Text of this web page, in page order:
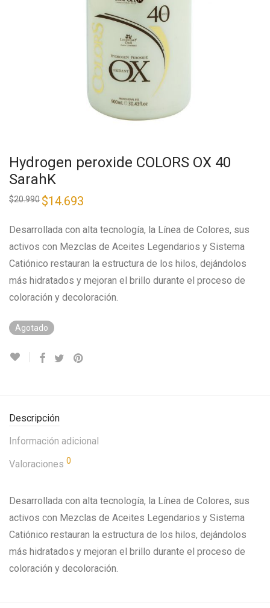
Hydrogen peroxide COLORS OX 40
SarahK
$20.990 $14.693
Desarrollada con alta tecnología, la Línea de Colores, sus
activos con Mezclas de Aceites Legendarios y Sistema
Catiónico restauran la estructura de los hilos, dejándolos
más hidratados y mejoran el brillo durante el proceso de
coloración y decoloración.
Agotado
Descripción
Información adicional
Valoraciones 0
Desarrollada con alta tecnología, la Línea de Colores, sus
activos con Mezclas de Aceites Legendarios y Sistema
Catiónico restauran la estructura de los hilos, dejándolos
más hidratados y mejoran el brillo durante el proceso de
coloración y decoloración.